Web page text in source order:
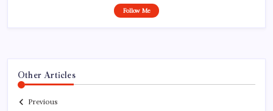
Follow Me
Other Articles
Previous